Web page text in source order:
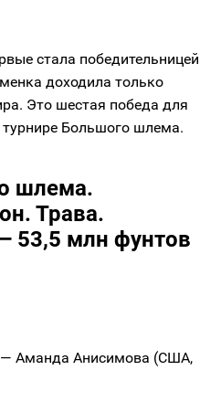
стала победительницей
доходила только
Это шестая победа для
турнире Большого шлема.
шлема.
Трава.
53,5 млн фунтов
Аманда Анисимова (США,